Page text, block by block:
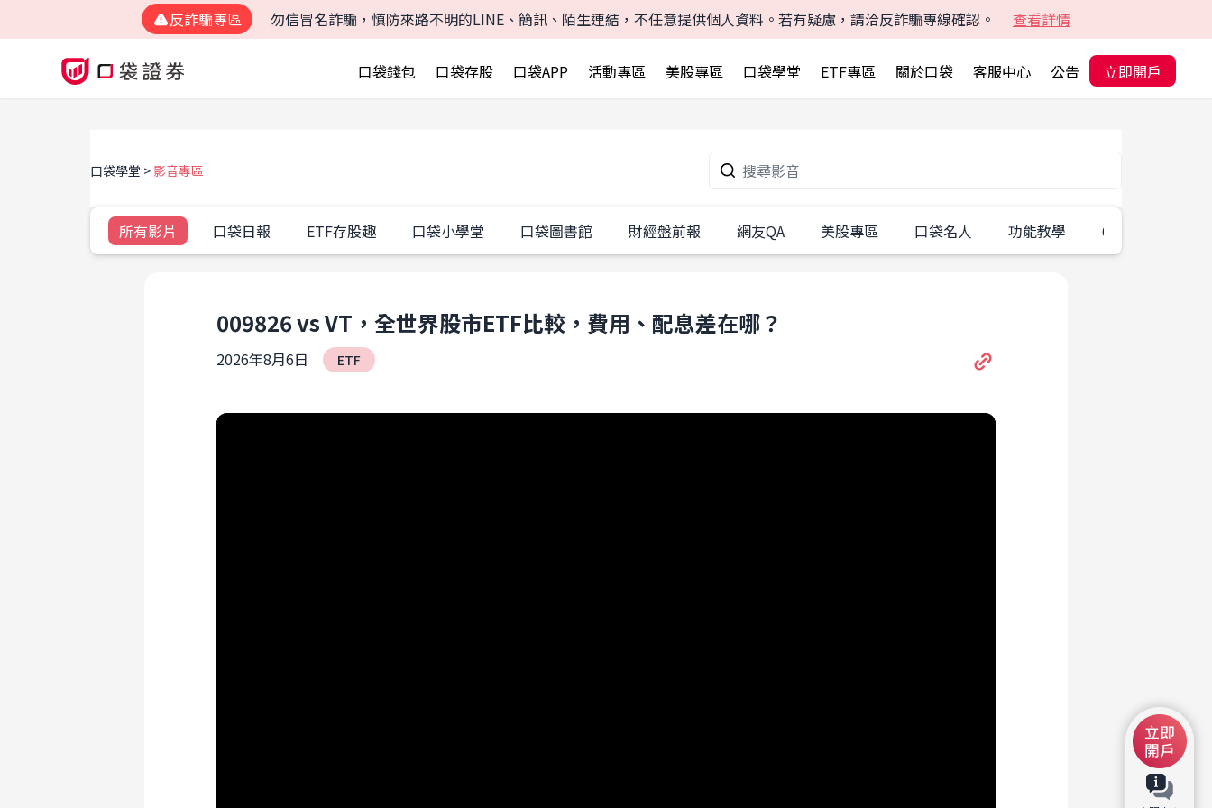
反詐騙專區 勿信冒名詐騙，慎防來路不明的LINE、簡訊、陌生連結，不任意提供個人資料。若有疑慮，請洽反詐騙專線確認。 查看詳情
口袋錢包 口袋存股 口袋APP 活動專區 美股專區 口袋學堂 ETF專區 關於口袋 客服中心 公告 立即開戶
口袋學堂 影音專區
所有影片 口袋日報 ETF存股趣 口袋小學堂 口袋圖書館 財經盤前報 網友QA 美股專區 口袋名人 功能教學 60秒學一招
009826 vs VT，全世界股市ETF比較，費用、配息差在哪？
2026年8月6日 ETF